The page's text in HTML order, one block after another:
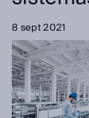
8 sept 2021